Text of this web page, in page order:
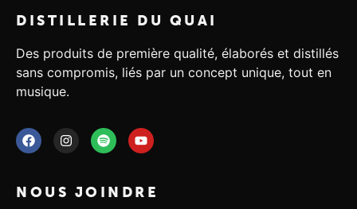
DISTILLERIE DU QUAI
Des produits de première qualité, élaborés et distillés
sans compromis, liés par un concept unique, tout en
musique.
NOUS JOINDRE